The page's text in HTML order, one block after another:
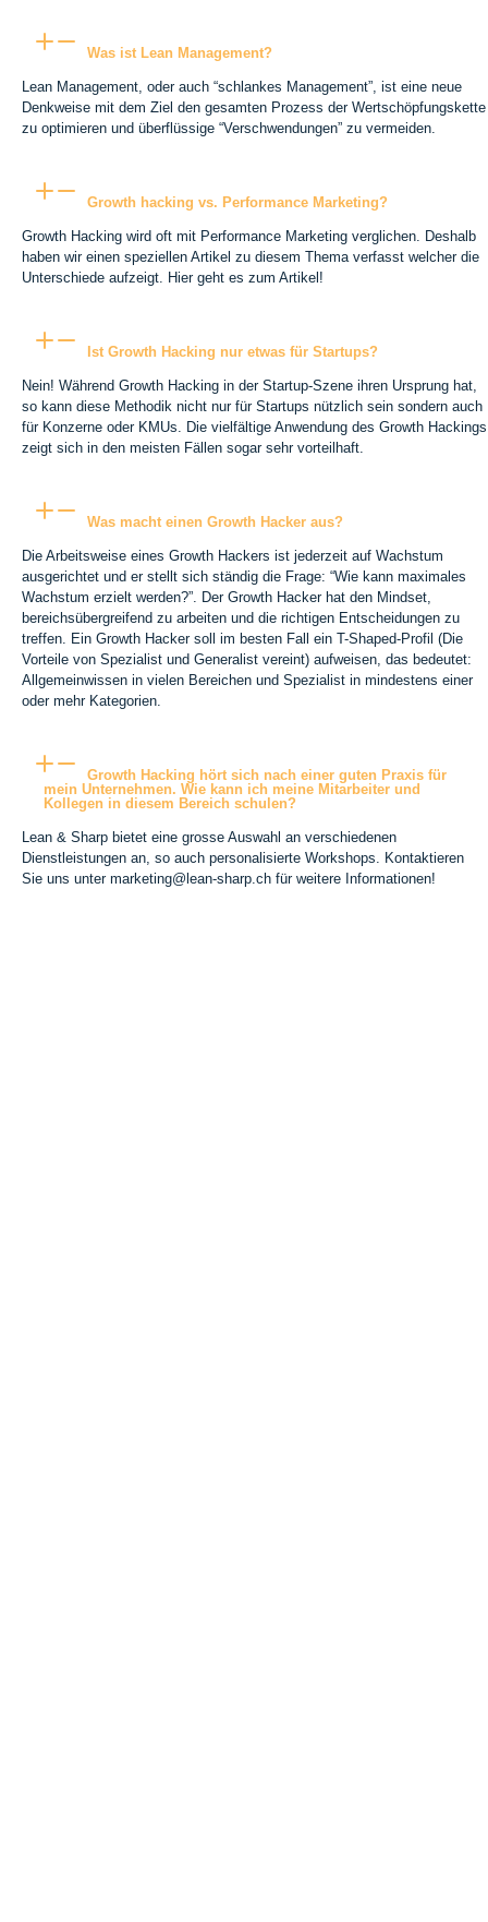
Was ist Lean Management?
Lean Management, oder auch “schlankes Management”, ist eine neue
Denkweise mit dem Ziel den gesamten Prozess der Wertschöpfungskette
zu optimieren und überflüssige “Verschwendungen” zu vermeiden.
Growth hacking vs. Performance Marketing?
Growth Hacking wird oft mit Performance Marketing verglichen. Deshalb
haben wir einen speziellen Artikel zu diesem Thema verfasst welcher die
Unterschiede aufzeigt. Hier geht es zum Artikel!
Ist Growth Hacking nur etwas für Startups?
Nein! Während Growth Hacking in der Startup-Szene ihren Ursprung hat,
so kann diese Methodik nicht nur für Startups nützlich sein sondern auch
für Konzerne oder KMUs. Die vielfältige Anwendung des Growth Hackings
zeigt sich in den meisten Fällen sogar sehr vorteilhaft.
Was macht einen Growth Hacker aus?
Die Arbeitsweise eines Growth Hackers ist jederzeit auf Wachstum
ausgerichtet und er stellt sich ständig die Frage: “Wie kann maximales
Wachstum erzielt werden?”. Der Growth Hacker hat den Mindset,
bereichsübergreifend zu arbeiten und die richtigen Entscheidungen zu
treffen. Ein Growth Hacker soll im besten Fall ein T-Shaped-Profil (Die
Vorteile von Spezialist und Generalist vereint) aufweisen, das bedeutet:
Allgemeinwissen in vielen Bereichen und Spezialist in mindestens einer
oder mehr Kategorien.
Growth Hacking hört sich nach einer guten Praxis für
mein Unternehmen. Wie kann ich meine Mitarbeiter und
Kollegen in diesem Bereich schulen?
Lean & Sharp bietet eine grosse Auswahl an verschiedenen
Dienstleistungen an, so auch personalisierte Workshops. Kontaktieren
Sie uns unter marketing@lean-sharp.ch für weitere Informationen!